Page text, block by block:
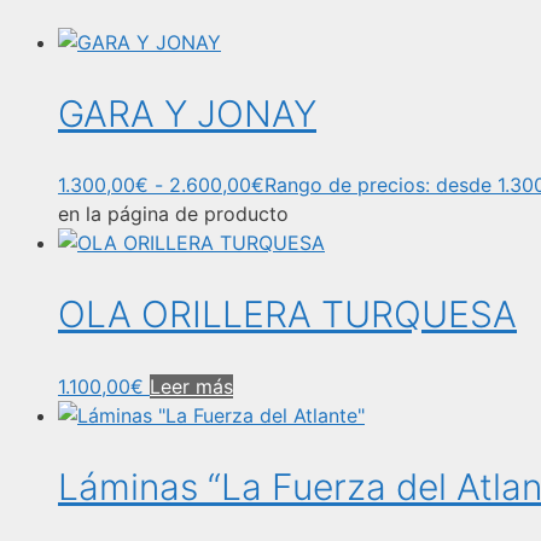
GARA Y JONAY
1.300,00€ - 2.600,00€Rango de precios: desde
en la página de producto
OLA ORILLERA TURQUESA
1.100,00€ Leer más
Láminas “La Fuerza del